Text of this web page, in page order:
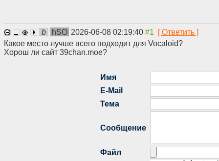
b hSO 2026-06-08 02:19:40
Какое место лучше всего подходит для Vocaloid?
Хорош ли сайт 39chan.moe?